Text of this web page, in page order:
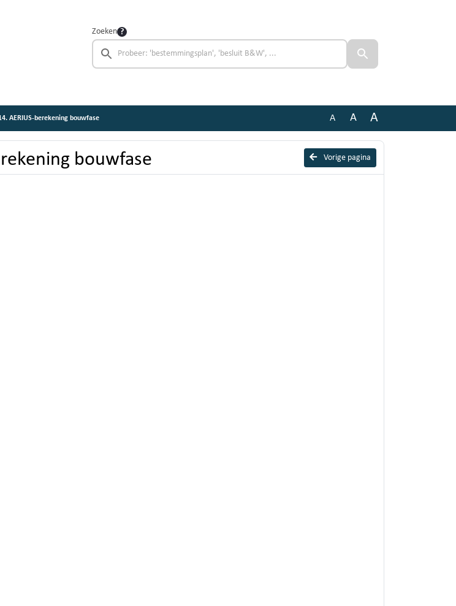
Zoeken
AERIUS-berekening bouwfase A A A
Vorige pagina
bouwfase